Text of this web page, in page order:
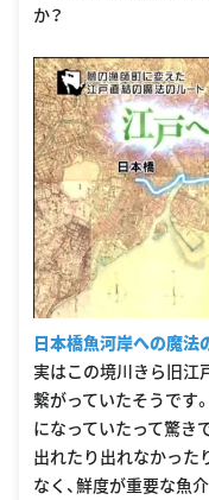
か？
日本橋魚河岸への魔法
実はこの境川きら旧江
繋がっていたそうです
になっていたって驚き
出れたり出れなかった
なく、鮮度が重要な魚